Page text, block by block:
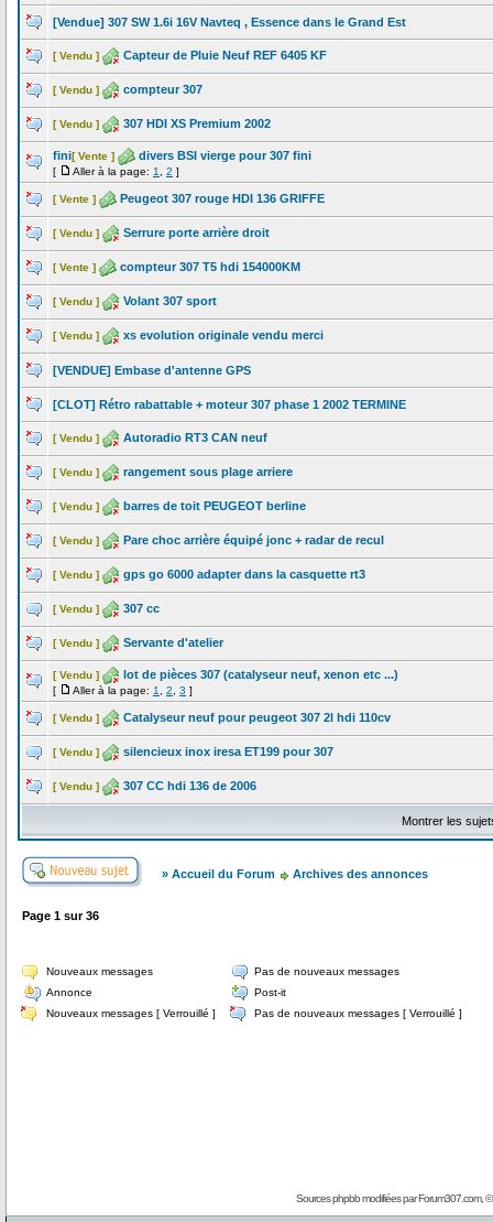
[Vendue] 307 SW 1.6i 16V Navteq , Essence dans le Grand Est
[ Vendu ] Capteur de Pluie Neuf REF 6405 KF
[ Vendu ] compteur 307
[ Vendu ] 307 HDI XS Premium 2002
fini[ Vente ] divers BSI vierge pour 307 fini
[ Aller à la page: 1 2 ]
[ Vente ] Peugeot 307 rouge HDI 136 GRIFFE
[ Vendu ] Serrure porte arrière droit
[ Vente ] compteur 307 T5 hdi 154000KM
[ Vendu ] Volant 307 sport
[ Vendu ] xs evolution originale vendu merci
[VENDUE] Embase d'antenne GPS
[CLOT] Rétro rabattable + moteur 307 phase 1 2002 TERMINE
[ Vendu ] Autoradio RT3 CAN neuf
[ Vendu ] rangement sous plage arriere
[ Vendu ] barres de toit PEUGEOT berline
[ Vendu ] Pare choc arrière équipé jonc + radar de recul
[ Vendu ] gps go 6000 adapter dans la casquette rt3
[ Vendu ] 307 cc
[ Vendu ] Servante d'atelier
[ Vendu ] lot de pièces 307 (catalyseur neuf, xenon etc ...)
[ Aller à la page: 1 2 3 ]
[ Vendu ] Catalyseur neuf pour peugeot 307 2l hdi 110cv
[ Vendu ] silencieux inox iresa ET199 pour 307
[ Vendu ] 307 CC hdi 136 de 2006
Montrer les
» Accueil du Forum Archives des annonces
Page 1 sur36
Nouveaux messages
Pas de nouveaux messages
Annonce
Post-it
Nouveaux messages [ Verrouillé ]
Pas de nouveaux messages [ Verrouillé ]
Sources phpbb modifiées parForum307.com, ©